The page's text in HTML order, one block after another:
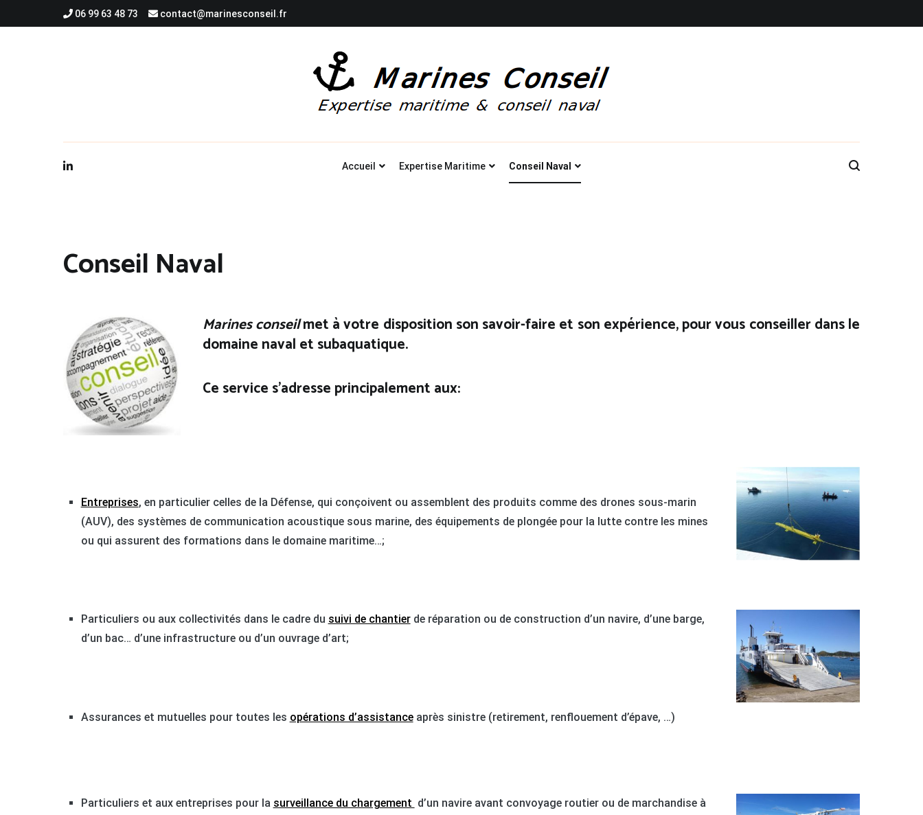
06 99 63 48 73 contact@marinesconseil.fr
Accueil Expertise Maritime Conseil Naval
Conseil Naval
Marines conseilmet à votre disposition son savoir-faire et son expérience, pour vous conseiller dans le
domaine naval et subaquatique.
Ce service s’adresse principalement aux:
Entreprises, en particulier celles de la Défense, qui conçoivent ou assemblent des produits comme des drones sous-marin
(AUV), des systèmes de communication acoustique sous marine, des équipements de plongée pour la lutte contre les mines
ou qui assurent des formations dans le domaine maritime…;
Particuliers ou aux collectivités dans le cadre du suivi de chantierde réparation ou de construction d’un navire, d’une barge,
d’un bac… d’une infrastructure ou d’un ouvrage d’art;
Assurances et mutuelles pour toutes les opérations d’assistanceaprès sinistre (retirement, renflouement d’épave, …)
Particuliers et aux entreprises pour la surveillance du chargement d’un navire avant convoyage routier ou de marchandise à